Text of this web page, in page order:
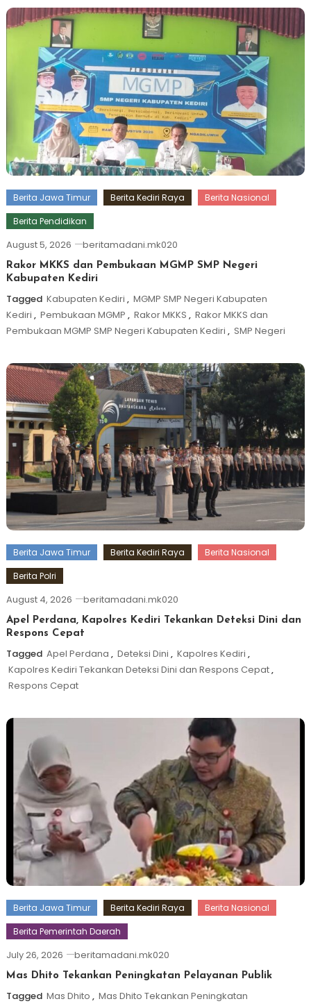
Berita Jawa Timur Berita Kediri Raya
Berita Nasional
Berita Pendidikan
August 5, 2026 beritamadani.mk020
Rakor MKKS dan Pembukaan MGMP SMP Negeri
Kabupaten Kediri
Tagged Kabupaten Kediri , MGMP SMP Negeri Kabupaten
Kediri , Pembukaan MGMP , Rakor MKKS , Rakor MKKS dan
Pembukaan MGMP SMP Negeri Kabupaten Kediri , SMP Negeri
Berita Jawa Timur Berita Kediri Raya
Berita Nasional
Berita Polri
August 4, 2026 beritamadani.mk020
Apel Perdana, Kapolres Kediri Tekankan Deteksi Dini dan
Respons Cepat
Tagged Apel Perdana , Deteksi Dini , Kapolres Kediri ,
Kapolres Kediri Tekankan Deteksi Dini dan Respons Cepat,
Respons Cepat
Berita Jawa Timur Berita Kediri Raya
Berita Nasional
Berita Pemerintah Daerah
July 26, 2026 beritamadani.mk020
Mas Dhito Tekankan Peningkatan Pelayanan Publik
Tagged Mas Dhito , Mas Dhito Tekankan Peningkatan